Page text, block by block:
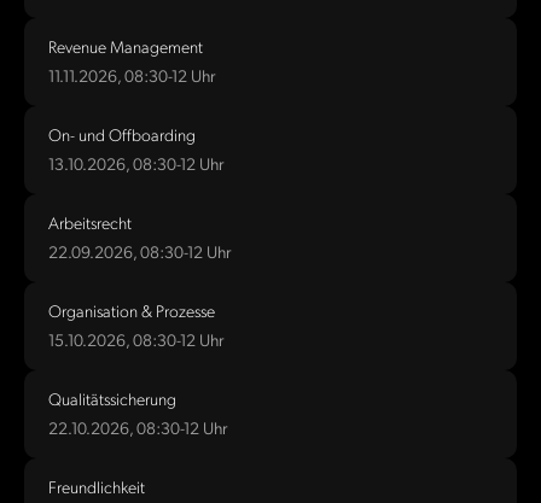
Revenue Management
11.11.2026, 08:30-12 Uhr
On- und Offboarding
13.10.2026, 08:30-12 Uhr
Arbeitsrecht
22.09.2026, 08:30-12 Uhr
Organisation & Prozesse
15.10.2026, 08:30-12 Uhr
Qualitätssicherung
22.10.2026, 08:30-12 Uhr
Freundlichkeit